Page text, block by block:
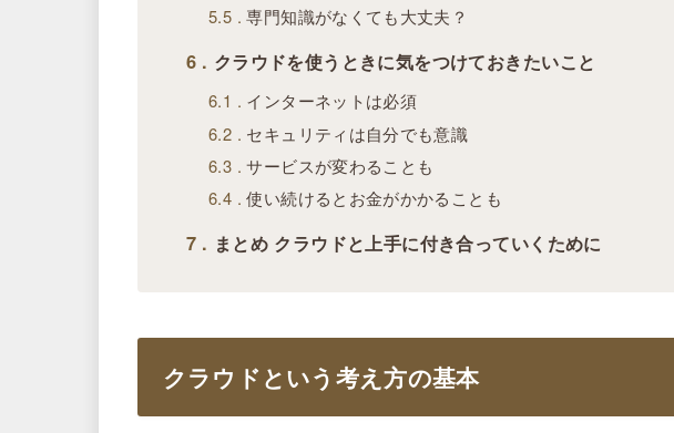
5.5
専門知識がなくても大丈夫？
6 クラウドを使うときに気をつけておきたいこと
6.1
インターネットは必須
6.2
セキュリティは自分でも意識
6.3
サービスが変わることも
6.4
使い続けるとお金がかかることも
7 まとめ クラウドと上手に付き合っていくために
クラウドという考え方の基本